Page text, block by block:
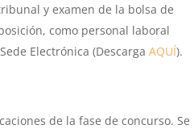
y examen de la bolsa de
como personal laboral
Electrónica (DescargaAQUÍ).
de la fase de concurso. Se